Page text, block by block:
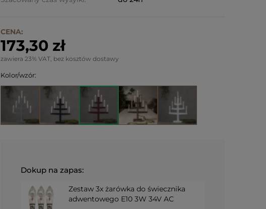
CENA:
173,30 zł
zawiera 23% VAT, bez kosztów dostawy
Kolor/wzór:
Dokup na zapas:
Zestaw 3x żarówka do świecznika
adwentowego E10 3W 34V AC